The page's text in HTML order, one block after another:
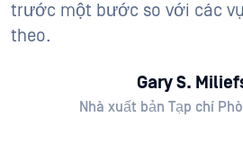
trước một bước so với các
theo.
Gary S.
Nhà xuất bản Tạp chí